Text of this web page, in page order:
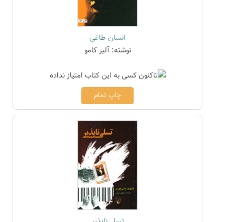
انسان طاغی
نوشته: آلبر کامو
چاپ تمام